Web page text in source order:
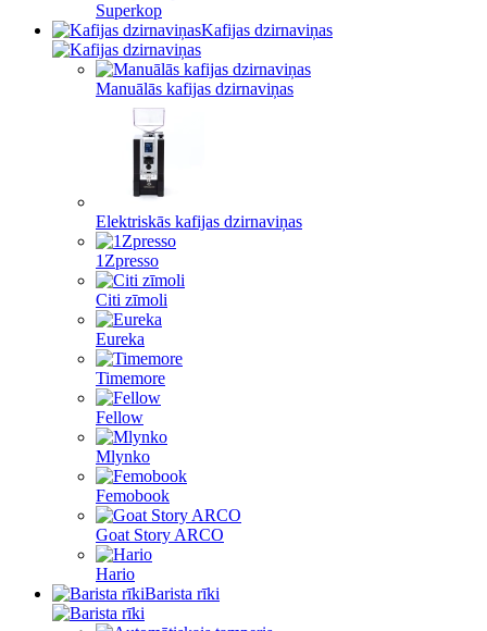
Superkop
Kafijas dzirnaviņas
Manuālās kafijas dzirnaviņas
Elektriskās kafijas dzirnaviņas
1Zpresso
Citi zīmoli
Eureka
Timemore
Fellow
Mlynko
Femobook
Goat Story ARCO
Hario
Barista rīki